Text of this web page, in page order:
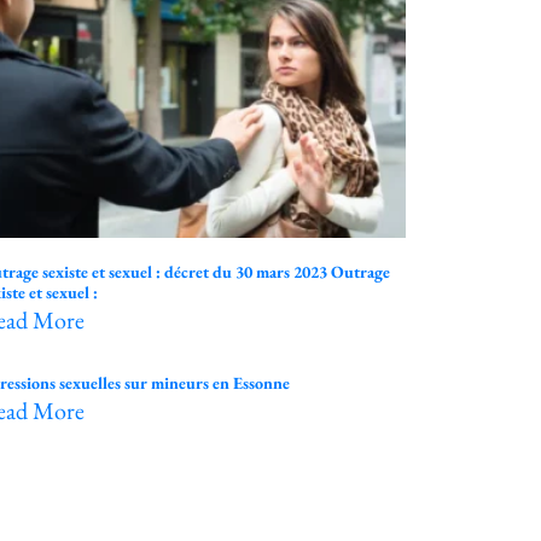
sexiste et sexuel : décret du 30 mars 2023 Outrage
et sexuel :
More
sexuelles sur mineurs en Essonne
More